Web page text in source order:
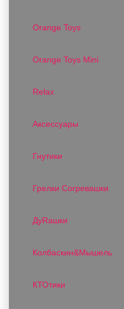
Orange Toys
Orange Toys Mini
Relax
Аксессуары
Гнутики
Грелки Согревашки
ДуRашки
Колбаскин&Мышель
КТОтики